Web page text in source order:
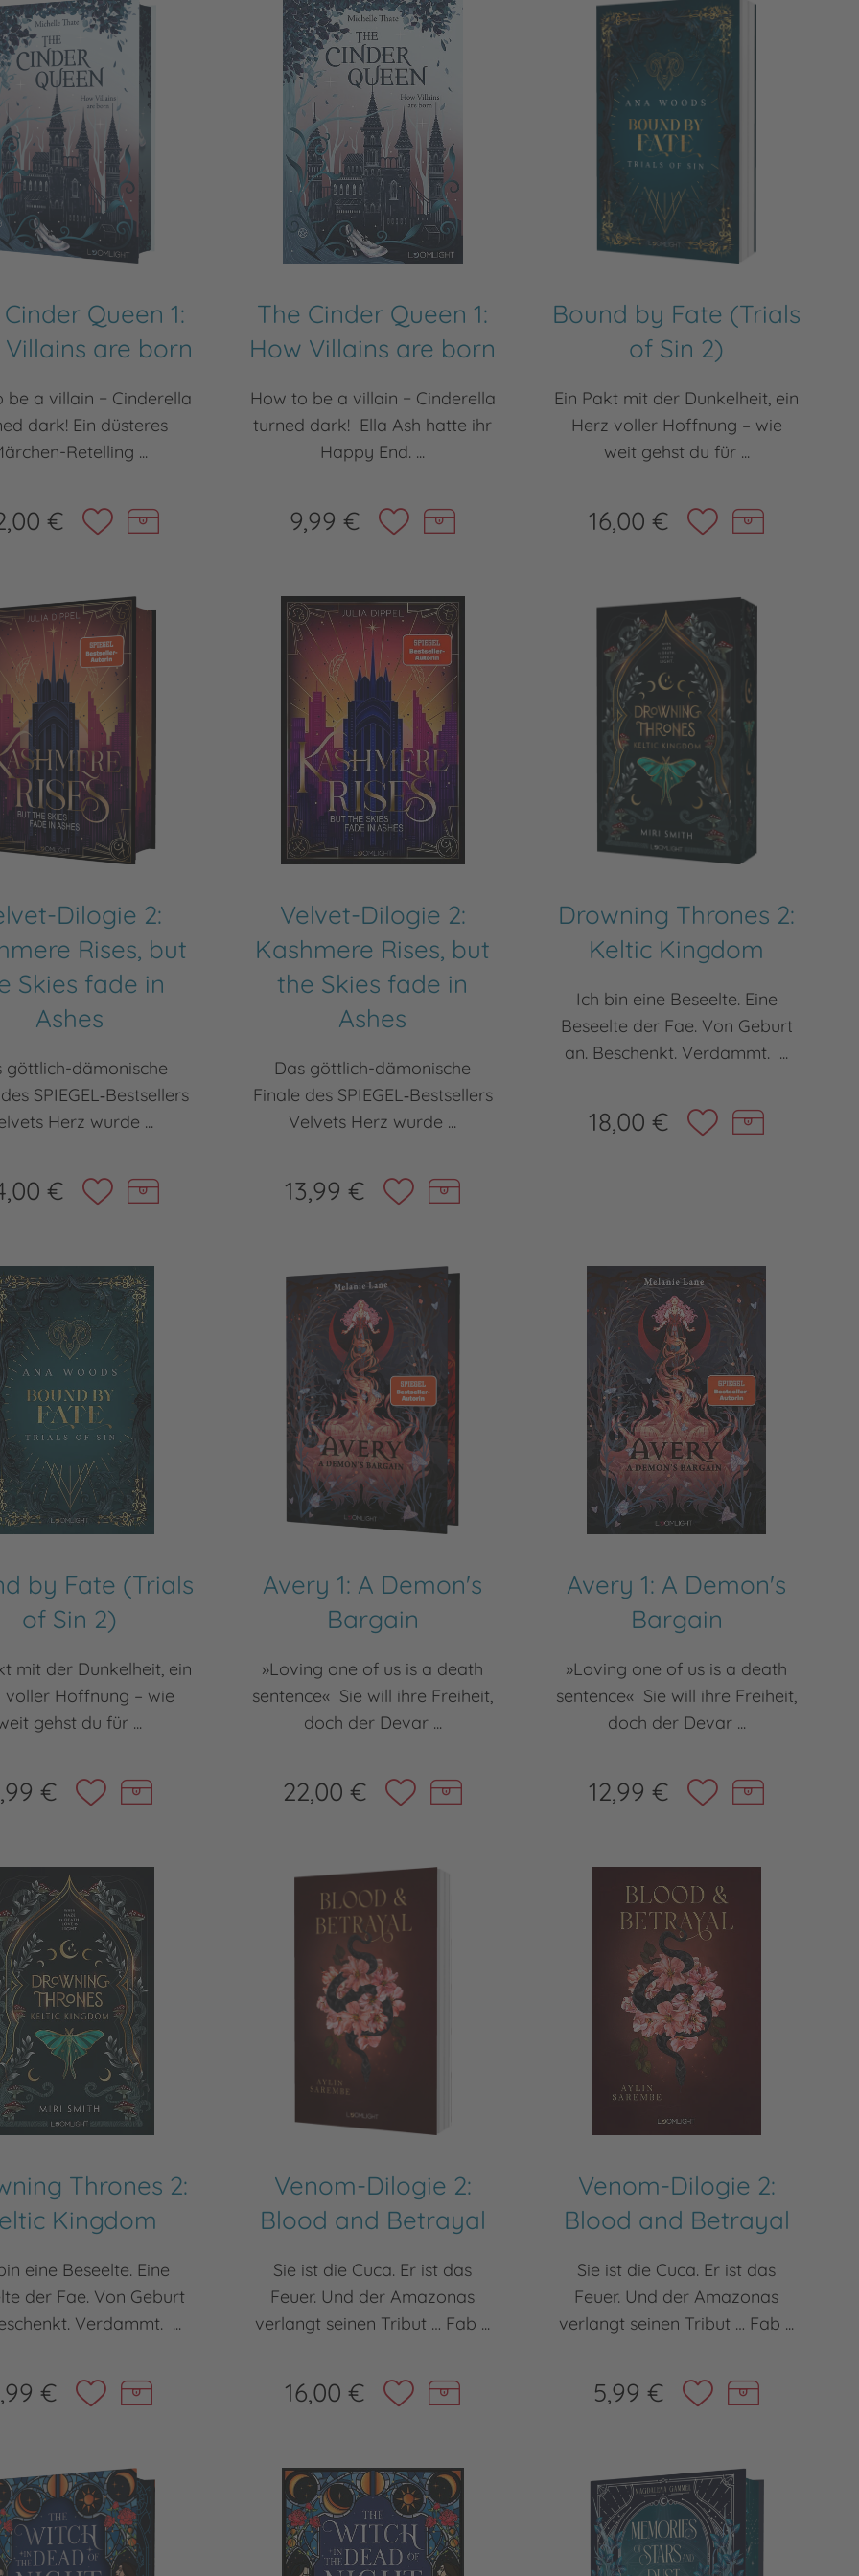
Queen 1:
are born
be a villain − Cinderella
dark! Ein düsteres
Retelling ...
€
The Cinder Queen 1:
How Villains are born
How to be a villain − Cinderella
turned dark! Ella Ash hatte ihr
Happy End. ...
9,99 €
Bound by Fate (Trials
of Sin 2)
Ein Pakt mit der Dunkelheit, ein
Herz voller Hoffnung – wie
weit gehst du für ...
16,00 €
Dilogie 2:
Rises, but
Skies fade in
Ashes
göttlich-dämonische
SPIEGEL‑Bestsellers
Herz wurde ...
€
Velvet-Dilogie 2:
Kashmere Rises, but
the Skies fade in
Ashes
Das göttlich-dämonische
Finale des SPIEGEL‑Bestsellers
Velvets Herz wurde ...
13,99 €
Drowning Thrones 2:
Keltic Kingdom
Ich bin eine Beseelte. Eine
Beseelte der Fae. Von Geburt
an. Beschenkt. Verdammt. ...
18,00 €
by Fate (Trials
of Sin 2)
mit der Dunkelheit, ein
voller Hoffnung – wie
gehst du für ...
€
Avery 1: A Demon's
Bargain
»Loving one of us is a death
sentence« Sie will ihre Freiheit,
doch der Devar ...
22,00 €
Avery 1: A Demon's
Bargain
»Loving one of us is a death
sentence« Sie will ihre Freiheit,
doch der Devar ...
12,99 €
Thrones 2:
Kingdom
eine Beseelte. Eine
der Fae. Von Geburt
Verdammt. ...
€
Venom-Dilogie 2:
Blood and Betrayal
Sie ist die Cuca. Er ist das
Feuer. Und der Amazonas
verlangt seinen Tribut … Fab ...
16,00 €
Venom-Dilogie 2:
Blood and Betrayal
Sie ist die Cuca. Er ist das
Feuer. Und der Amazonas
verlangt seinen Tribut … Fab ...
5,99 €